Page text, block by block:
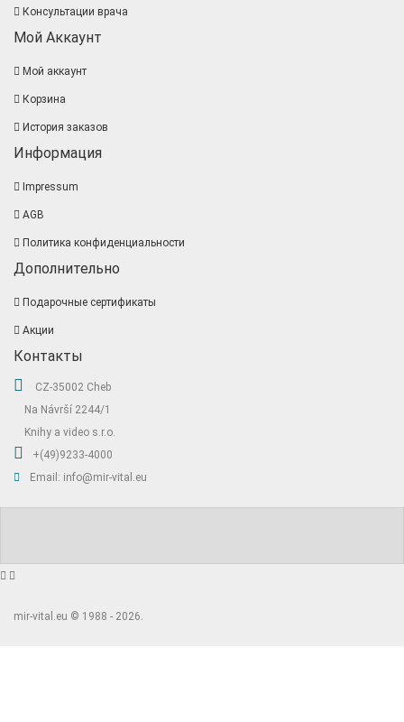
Консультации врача
Мой Аккаунт
Мой аккаунт
Корзина
История заказов
Информация
Impressum
AGB
Политика конфиденциальности
Дополнительно
Подарочные сертификаты
Акции
Контакты
CZ-35002 Cheb
Na Návrší 2244/1
Knihy a video s.r.o.
+(49)9233-4000
Email: info@mir-vital.eu
mir-vital.eu © 1988 - 2026.